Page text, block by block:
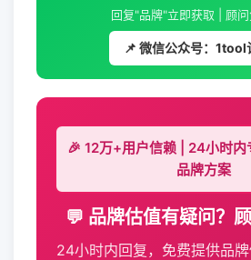
回复"品牌"立即获取 | 顾
📌 微信公众号：1tool
🎉 12万+用户信赖 | 24小时
品牌方案
💬 品牌估值有疑问？
24小时内回复，免费提供品